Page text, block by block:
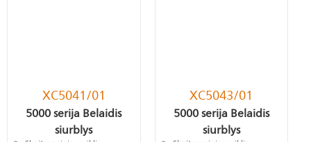
XC5041/01
5000 serija Belaidis
siurblys
XC5043/01
5000 serija Belaidis
siurblys